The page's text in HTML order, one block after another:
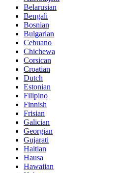
Belarusian
Bengali
Bosnian
Bulgarian
Cebuano
Chichewa
Corsican
Croatian
Dutch
Estonian
Filipino
Finnish
Frisian
Galician
Georgian
Gujarati
Haitian
Hausa
Hawaiian